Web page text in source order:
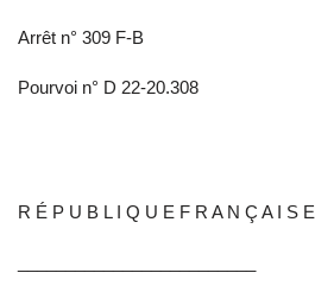
Arrêt n° 309 F-B
Pourvoi n° D 22-20.308
R É P U B L I Q U E F R A N Ç A I S E